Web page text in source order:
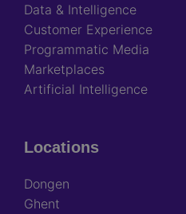
Data & Intelligence
Customer Experience
Programmatic Media
Marketplaces
Artificial Intelligence
Locations
Dongen
Ghent